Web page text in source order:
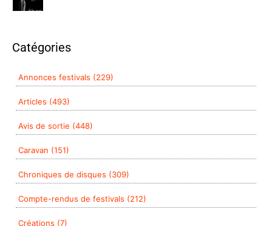
Catégories
Annonces festivals (229)
Articles (493)
Avis de sortie (448)
Caravan (151)
Chroniques de disques (309)
Compte-rendus de festivals (212)
Créations (7)